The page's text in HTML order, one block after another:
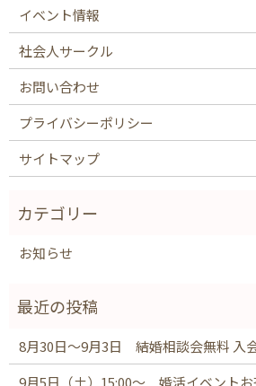
イベント情報
社会人サークル
お問い合わせ
プライバシーポリシー
サイトマップ
お知らせ
8月30日～9月3日 結婚相談会無料 入
9月5日（土）15:00～ 婚活イベントお